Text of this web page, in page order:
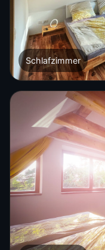
Schlafzimmer